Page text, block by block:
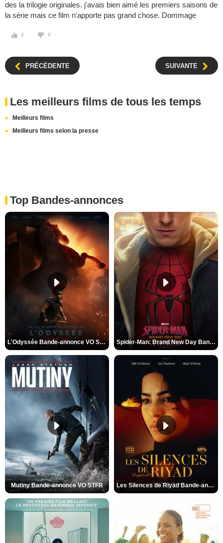
des la trilogie originales. j'avais bien aimé les premiers saisons de
la série mais ce film n'apporte pas grand chose. Dommage
2 0
PRÉCÉDENTE SUIVANTE
Les meilleurs films de tous les temps
Meilleurs films
Meilleurs films selon la presse
Top Bandes-annonces
L'Odyssée Bande-annonce VO STFR Spider-Man: Brand New Day Bande-annonce VO STFR
Mutiny Bande-annonce VO STFR Les Silences de Riyad Bande-annonce VO STFR